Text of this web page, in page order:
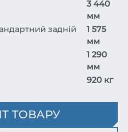
3 440
мм
задній
1 575
мм
1 290
мм
920 кг
ТОВАРУ